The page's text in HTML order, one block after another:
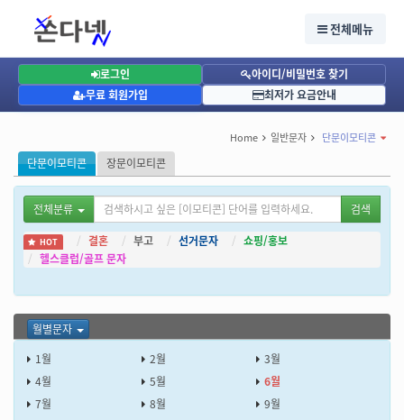
단문이모티콘, 월별문자, 6월문자
6월: 여름 시작! 6월 문자로 시원한 인사 나누어요.
전체메뉴
로그인
아이디/비밀번호 찾기
무료 회원가입
최저가 요금안내
Home 일반문자 단문이모티콘
단문이모티콘 장문이모티콘
전체분류 검색
HOT 결혼 부고 선거문자
쇼핑/홍보
헬스클럽/골프 문자
월별문자
1월
2월
3월
4월
5월
6월
7월
8월
9월